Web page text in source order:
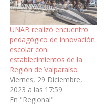
UNAB realizó encuentro
pedagógico de innovación
escolar con
establecimientos de la
Región de Valparaíso
Viernes, 29 Diciembre,
2023 a las 17:59
En "Regional"